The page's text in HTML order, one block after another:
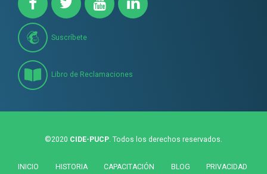
Suscríbete
Libro de Reclamaciones
©2020 CIDE-PUCP. Todos los derechos reservados.
INICIO HISTORIA CAPACITACIÓN BLOG PRIVACIDAD